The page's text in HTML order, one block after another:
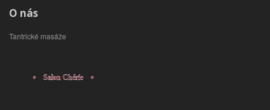
O nás
Tantrické masáže